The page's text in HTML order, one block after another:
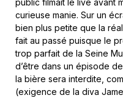
curieuse manie. Sur un
bien plus petite que la
fait au passé puisque le
trop parfait de la Seine
d’être dans un épisode de
la bière sera interdite,
(exigence de la diva